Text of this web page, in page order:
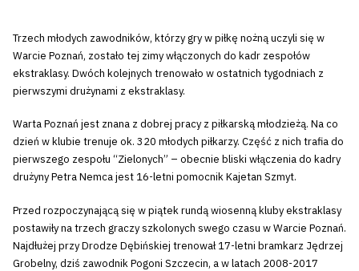
Trzech młodych zawodników, którzy gry w piłkę nożną uczyli się w
Warcie Poznań, zostało tej zimy włączonych do kadr zespołów
ekstraklasy. Dwóch kolejnych trenowało w ostatnich tygodniach z
pierwszymi drużynami z ekstraklasy.
Warta Poznań jest znana z dobrej pracy z piłkarską młodzieżą. Na co
dzień w klubie trenuje ok. 320 młodych piłkarzy. Część z nich trafia do
pierwszego zespołu “Zielonych” – obecnie bliski włączenia do kadry
drużyny Petra Nemca jest 16-letni pomocnik Kajetan Szmyt.
Przed rozpoczynającą się w piątek rundą wiosenną kluby ekstraklasy
postawiły na trzech graczy szkolonych swego czasu w Warcie Poznań.
Najdłużej przy Drodze Dębińskiej trenował 17-letni bramkarz Jędrzej
Grobelny, dziś zawodnik Pogoni Szczecin, a w latach 2008-2017